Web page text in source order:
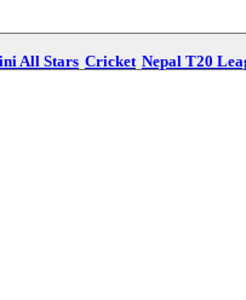
All Stars Cricket Nepal T20